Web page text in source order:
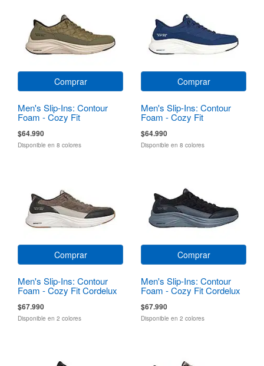
Comprar
Men's Slip-Ins: Contour
Foam - Cozy Fit
$64.990
Disponible en 8 colores
Comprar
Men's Slip-Ins: Contour
Foam - Cozy Fit
$64.990
Disponible en 8 colores
Comprar
Men's Slip-Ins: Contour
Foam - Cozy Fit Cordelux
$67.990
Disponible en 2 colores
Comprar
Men's Slip-Ins: Contour
Foam - Cozy Fit Cordelux
$67.990
Disponible en 2 colores